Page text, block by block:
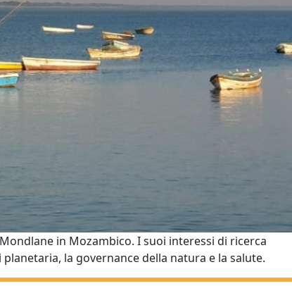
in Mozambico. I suoi interessi di ricerca
la governance della natura e la salute.